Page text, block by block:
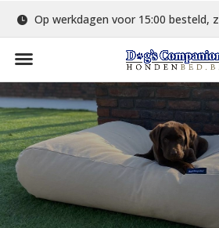
Op werkdagen voor 15:00 besteld, zelfde dag verstuurd